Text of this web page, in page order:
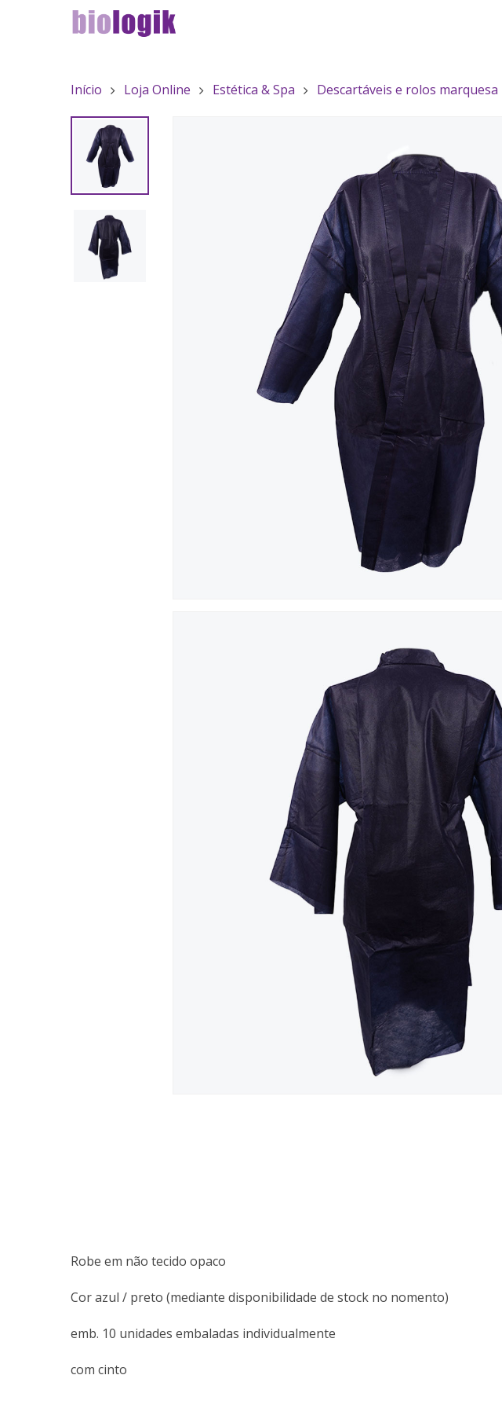
Início Loja Online Estética & Spa Descartáveis e rolos marquesa
Robe em não tecido opaco
Cor azul / preto (mediante disponibilidade de stock no nomento)
emb. 10 unidades embaladas individualmente
com cinto